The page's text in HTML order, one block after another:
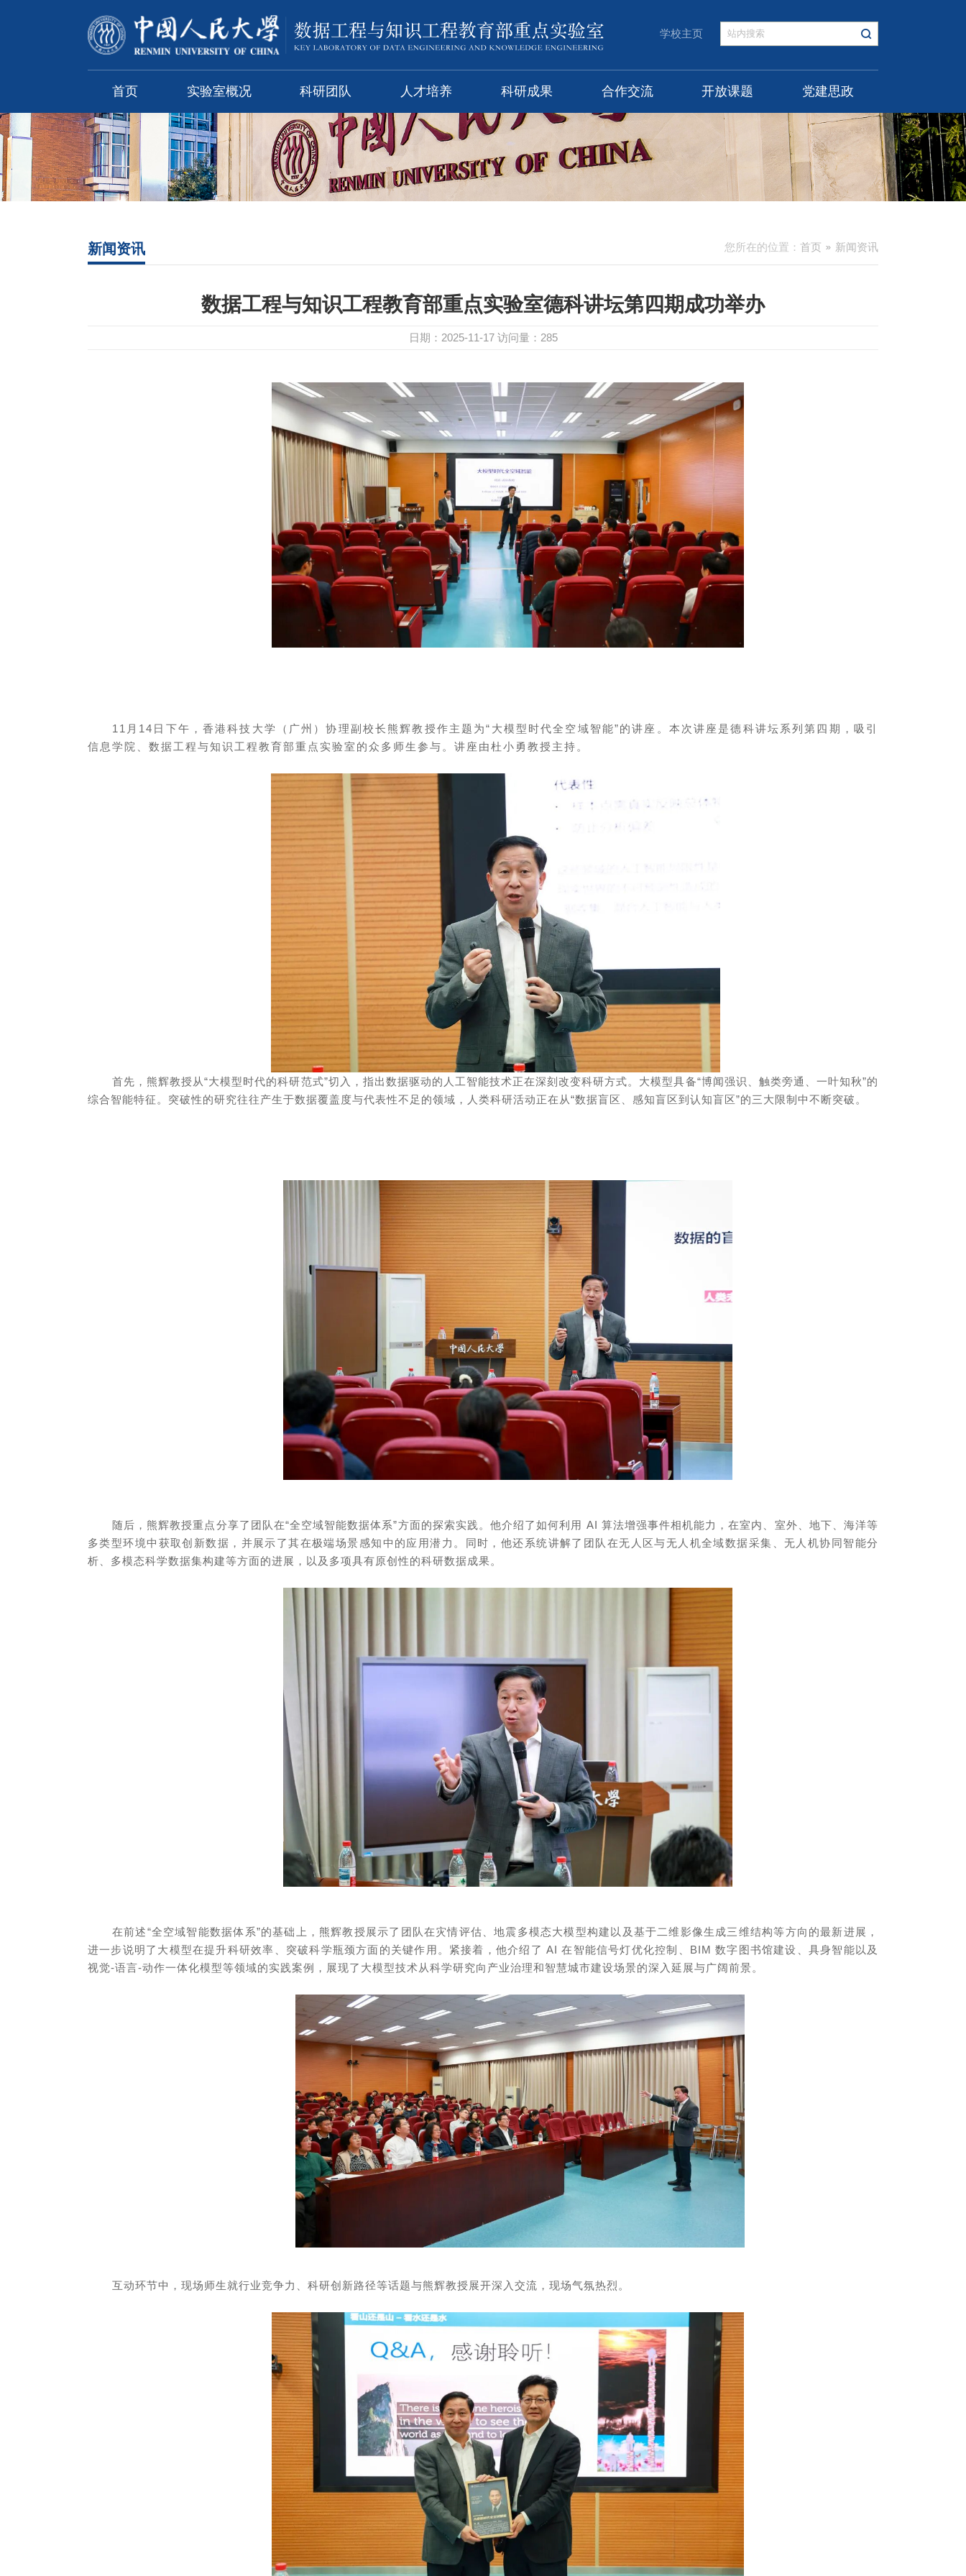
学校主页
首页 实验室概况 科研团队 人才培养 科研成果 合作交流 开放课题 党建思政
您所在的位置： 首页 新闻资讯
新闻资讯
数据工程与知识工程教育部重点实验室德科讲坛第四期成功举办
日期：2025-11-17 访问量： 285
11月14日下午，香港科技大学（广州）协理副校长熊辉教授作主题为“大模型时代全空域智能”的讲座。本次讲座是德科讲坛系列第四期，吸引
信息学院、数据工程与知识工程教育部重点实验室的众多师生参与。讲座由杜小勇教授主持。
首先，熊辉教授从“大模型时代的科研范式”切入，指出数据驱动的人工智能技术正在深刻改变科研方式。大模型具备“博闻强识、触类旁通、一叶知秋”的
综合智能特征。突破性的研究往往产生于数据覆盖度与代表性不足的领域，人类科研活动正在从“数据盲区、感知盲区到认知盲区”的三大限制中不断突破。
随后，熊辉教授重点分享了团队在“全空域智能数据体系”方面的探索实践。他介绍了如何利用 AI 算法增强事件相机能力，在室内、室外、地下、海洋等
多类型环境中获取创新数据，并展示了其在极端场景感知中的应用潜力。同时，他还系统讲解了团队在无人区与无人机全域数据采集、无人机协同智能分
析、多模态科学数据集构建等方面的进展，以及多项具有原创性的科研数据成果。
在前述“全空域智能数据体系”的基础上，熊辉教授展示了团队在灾情评估、地震多模态大模型构建以及基于二维影像生成三维结构等方向的最新进展，
进一步说明了大模型在提升科研效率、突破科学瓶颈方面的关键作用。紧接着，他介绍了 AI 在智能信号灯优化控制、BIM 数字图书馆建设、具身智能以及
视觉-语言-动作一体化模型等领域的实践案例，展现了大模型技术从科学研究向产业治理和智慧城市建设场景的深入延展与广阔前景。
互动环节中，现场师生就行业竞争力、科研创新路径等话题与熊辉教授展开深入交流，现场气氛热烈。